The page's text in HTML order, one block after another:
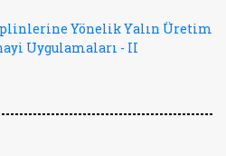
Yönelik Yalın Üretim
Uygulamaları - II